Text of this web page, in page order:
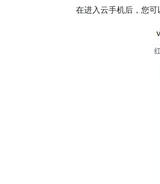
在进入云手机后，您可以